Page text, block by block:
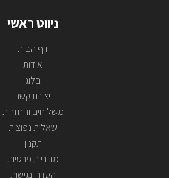
ניווט ראשי
דף הבית
אודות
בלוג
יצירת קשר
משלוחים והחזרות
שאלות נפוצות
תקנון
מדיניות פרטיות
הסדרי נגישות